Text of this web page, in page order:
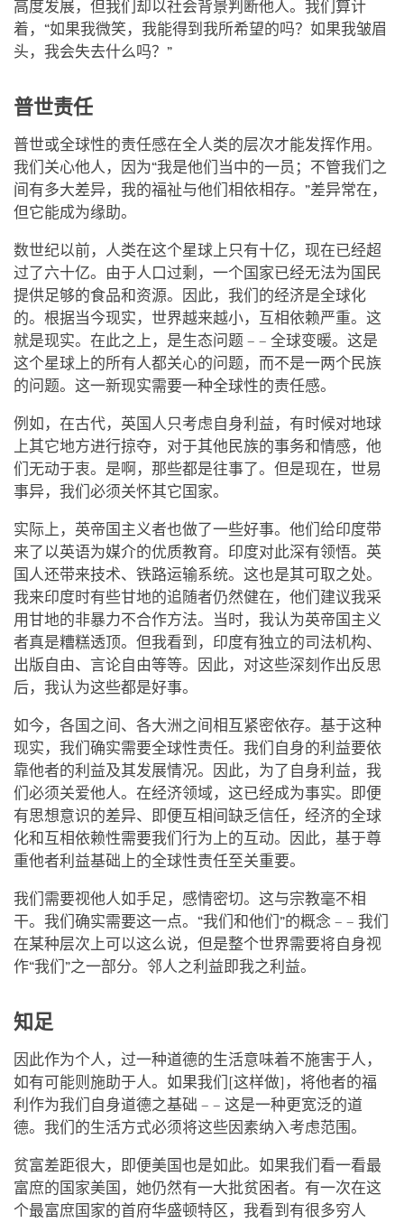
高度发展，但我们却以社会背景判断他人。我们算计
着，“如果我微笑，我能得到我所希望的吗？如果我皱眉
头，我会失去什么吗？”
普世责任
普世或全球性的责任感在全人类的层次才能发挥作用。
我们关心他人，因为“我是他们当中的一员；不管我们之
间有多大差异，我的福祉与他们相依相存。”差异常在，
但它能成为缘助。
数世纪以前，人类在这个星球上只有十亿，现在已经超
过了六十亿。由于人口过剩，一个国家已经无法为国民
提供足够的食品和资源。因此，我们的经济是全球化
的。根据当今现实，世界越来越小，互相依赖严重。这
就是现实。在此之上，是生态问题 – – 全球变暖。这是
这个星球上的所有人都关心的问题，而不是一两个民族
的问题。这一新现实需要一种全球性的责任感。
例如，在古代，英国人只考虑自身利益，有时候对地球
上其它地方进行掠夺，对于其他民族的事务和情感，他
们无动于衷。是啊，那些都是往事了。但是现在，世易
事异，我们必须关怀其它国家。
实际上，英帝国主义者也做了一些好事。他们给印度带
来了以英语为媒介的优质教育。印度对此深有领悟。英
国人还带来技术、铁路运输系统。这也是其可取之处。
我来印度时有些甘地的追随者仍然健在，他们建议我采
用甘地的非暴力不合作方法。当时，我认为英帝国主义
者真是糟糕透顶。但我看到，印度有独立的司法机构、
出版自由、言论自由等等。因此，对这些深刻作出反思
后，我认为这些都是好事。
如今，各国之间、各大洲之间相互紧密依存。基于这种
现实，我们确实需要全球性责任。我们自身的利益要依
靠他者的利益及其发展情况。因此，为了自身利益，我
们必须关爱他人。在经济领域，这已经成为事实。即便
有思想意识的差异、即便互相间缺乏信任，经济的全球
化和互相依赖性需要我们行为上的互动。因此，基于尊
重他者利益基础上的全球性责任至关重要。
我们需要视他人如手足，感情密切。这与宗教毫不相
干。我们确实需要这一点。“我们和他们”的概念 – – 我们
在某种层次上可以这么说，但是整个世界需要将自身视
作“我们”之一部分。邻人之利益即我之利益。
知足
因此作为个人，过一种道德的生活意味着不施害于人，
如有可能则施助于人。如果我们[这样做]，将他者的福
利作为我们自身道德之基础 – – 这是一种更宽泛的道
德。我们的生活方式必须将这些因素纳入考虑范围。
贫富差距很大，即便美国也是如此。如果我们看一看最
富庶的国家美国，她仍然有一大批贫困者。有一次在这
个最富庶国家的首府华盛顿特区，我看到有很多穷人